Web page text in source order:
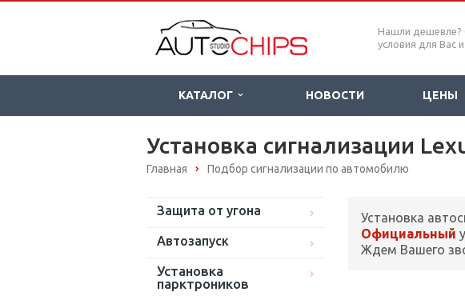
Нашли дешевле?
условия для Вас
КАТАЛОГ НОВОСТИ ЦЕНЫ
Установка сигнализации
Главная Подбор сигнализации по автомобилю
Защита от угона
Автозапуск
Установка
парктроников
Установка
Официальный
Ждем Вашего